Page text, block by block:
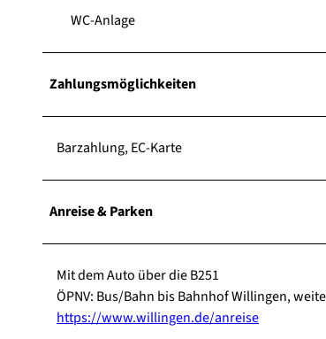
WC-Anlage
Zahlungsmöglichkeiten
Barzahlung, EC-Karte
Anreise & Parken
Mit dem Auto über die B251
ÖPNV: Bus/Bahn bis Bahnhof Willingen,
https://www.willingen.de/anreise